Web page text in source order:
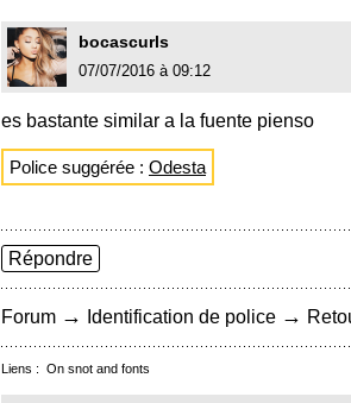
bocascurls
07/07/2016 à 09:12
es bastante similar a la fuente pienso
Police suggérée : Odesta
Répondre
Forum → Identification de police →
Liens : On snot and fonts